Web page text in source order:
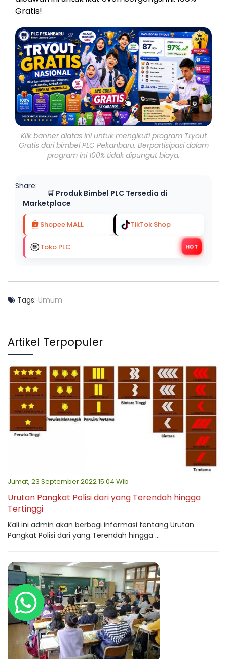
Gratis!
Klik banner diatas ini untuk mengikuti program Tryout
Gratis dari bimbel PLC Pekanbaru. Berpartisipasi dalam
program ini 100% tidak dipungut biaya.
Share:
🛒 Produk Bimbel PLC Tersedia di
Marketplace
Shopee MALL TikTok Shop
HOT
Toko PLC
Tags: Umum
Artikel Terpopuler
Jumat, 23 September 2022 15:04 Wib
Urutan Pangkat Polisi dari yang Terendah hingga
Tertinggi
Kali ini admin akan berbagi informasi tentang Urutan
Pangkat Polisi dari yang Terendah hingga ...